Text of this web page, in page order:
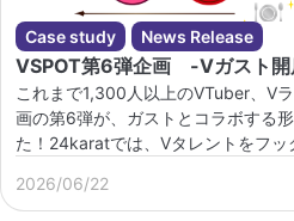
Case study News Release
VSPOT第6弾企画 -Vガスト
これまで1,300人以上のVTuber、V
画の第6弾が、ガストとコラボする
た！24karatでは、Vタレントをフッ
2026/06/22